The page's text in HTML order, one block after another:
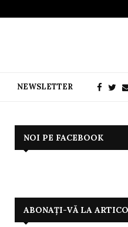
NEWSLETTER
NOI PE FACEBOOK
ABONAȚI-VĂ LA